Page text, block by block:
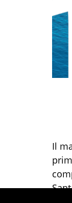
Il